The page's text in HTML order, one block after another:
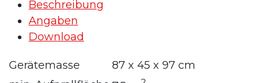
Beschreibung
Angaben
Download
Gerätemasse
87 x 45 x 97 cm